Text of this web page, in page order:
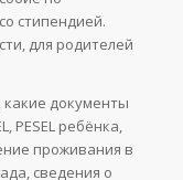
стипендией.
для родителей
документы
PESEL ребёнка,
проживания в
сведения о